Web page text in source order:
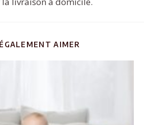
AIMER